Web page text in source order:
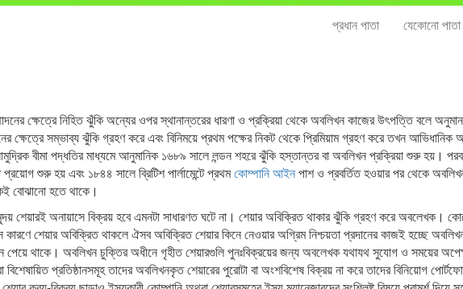
প্রধান পাতা যেকোনো পাতা
ক্ষেত্রে নিহিত ঝুঁকি অন্যের ওপর স্থানান্তরের ধারণা ও প্রক্রিয়া থেকে অবলিখন কাজের উৎপত্তি বলে
ক্ষেত্রে সম্ভাব্য ঝুঁকি গ্রহণ করে এবং বিনিময়ে প্রথম পক্ষের নিকট থেকে প্রিমিয়াম গ্রহণ করে তখন আভিধানিক
বীমা পদ্ধতির মাধ্যমে আনুমানিক ১৬৮৯ সালে লন্ডন শহরে ঝুঁকি হস্তান্তর বা অবলিখন প্রক্রিয়া শুরু হয়।
শুরু হয় এবং ১৮৪৪ সালে ব্রিটিশ পার্লামেন্টে প্রথমকোম্পানি আইনপাশ ও প্রবর্তিত হওয়ার পর থেকে
বোঝানো হতে থাকে।
শেয়ারই অনায়াসে বিক্রয় হবে এমনটা সাধারণত ঘটে না। শেয়ার অবিক্রিত থাকার ঝুঁকি গ্রহণ করে অবলেখক।
শেয়ার অবিক্রিত থাকলে ঐসব অবিক্রিত শেয়ার কিনে নেওয়ার অগ্রিম নিশ্চয়তা প্রদানের কাজই হচ্ছে
পেয়ে থাকে। অবলিখন চুক্তির অধীনে গৃহীত শেয়ারগুলি পুনঃবিক্রয়ের জন্য অবলেখক যথাযথ সুযোগ ও সময়ের
বিশেষায়িত প্রতিষ্ঠানসমূহ তাদের অবলিখনকৃত শেয়ারের পুরোটা বা অংশবিশেষ বিক্রয় না করে তাদের বিনিয়োগ